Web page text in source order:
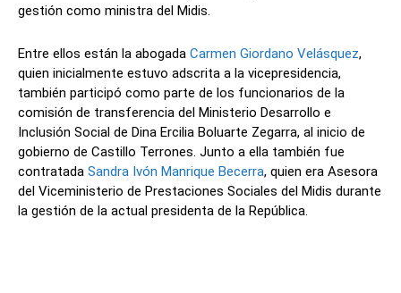
gestión como ministra del Midis.
Entre ellos están la abogada Carmen Giordano Velásquez,
quien inicialmente estuvo adscrita a la vicepresidencia,
también participó como parte de los funcionarios de la
comisión de transferencia del Ministerio Desarrollo e
Inclusión Social de Dina Ercilia Boluarte Zegarra, al inicio de
gobierno de Castillo Terrones. Junto a ella también fue
contratada Sandra Ivón Manrique Becerra, quien era Asesora
del Viceministerio de Prestaciones Sociales del Midis durante
la gestión de la actual presidenta de la República.